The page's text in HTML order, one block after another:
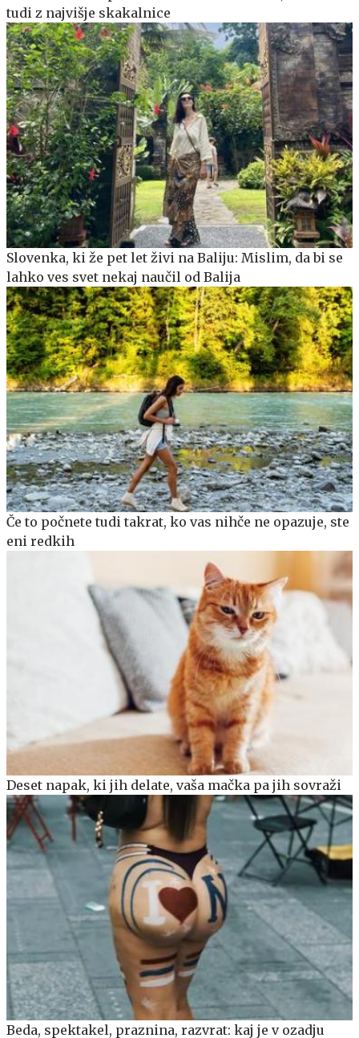
tudi z najvišje skakalnice
Slovenka, ki že pet let živi na Baliju: Mislim, da bi se
lahko ves svet nekaj naučil od Balija
Če to počnete tudi takrat, ko vas nihče ne opazuje, ste
eni redkih
Deset napak, ki jih delate, vaša mačka pa jih sovraži
Beda, spektakel, praznina, razvrat: kaj je v ozadju